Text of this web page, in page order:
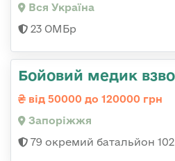
Вся Україна
23 ОМБр
Бойовий медик
від 50000 до 120000 грн
Запоріжжя
79 окремий батальйон